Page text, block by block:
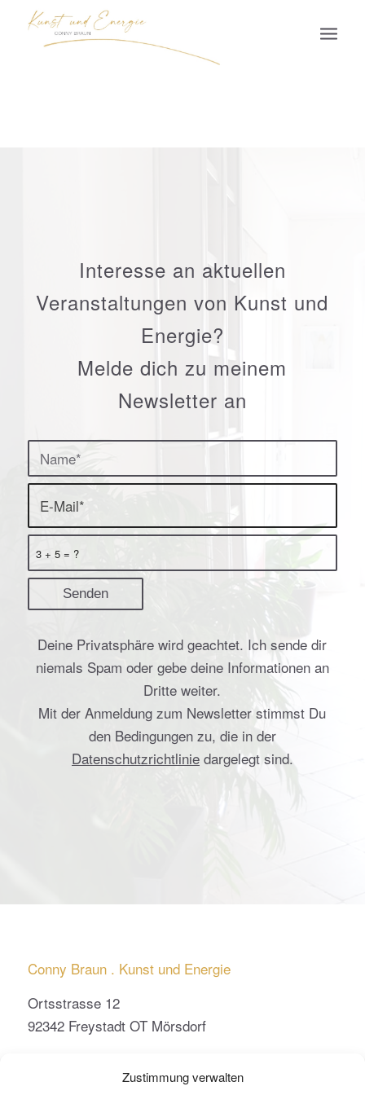
Zustimmung verwalten
Interesse an aktuellen
Veranstaltungen von Kunst und
Energie?
Melde dich zu meinem
Newsletter an
3 + 5 = ?
Deine Privatsphäre wird geachtet. Ich sende dir
niemals Spam oder gebe deine Informationen an
Dritte weiter.
Mit der Anmeldung zum Newsletter stimmst Du
den Bedingungen zu, die in der
Datenschutzrichtliniedargelegt sind.
Conny Braun . Kunst und Energie
Ortsstrasse 12
92342 Freystadt OT Mörsdorf